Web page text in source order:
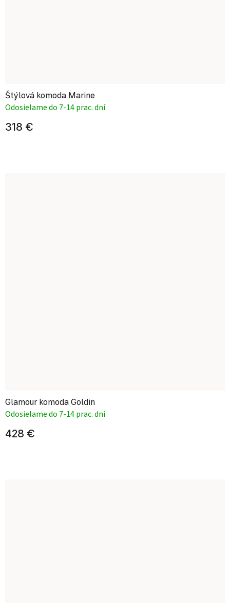
Štýlová komoda Marine
Odosielame do 7-14 prac. dní
318 €
Glamour komoda Goldin
Odosielame do 7-14 prac. dní
428 €